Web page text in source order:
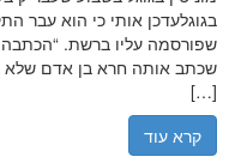
בגוגלעדכן אותי כי הוא עבר
שפורסמה עליו ברשת. “הכתבה
שכתב אותה חרא בן אדם שלא
[…]
קרא עוד